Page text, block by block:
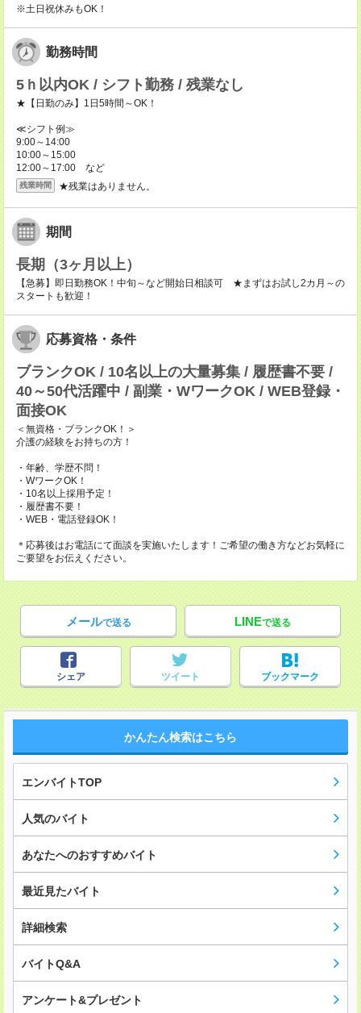
※土日祝休みもOK！
勤務時間
5ｈ以内OK / シフト勤務 / 残業なし
★【日勤のみ】1日5時間～OK！
≪シフト例≫
9:00～14:00
10:00～15:00
12:00～17:00 など
残業時間 ★残業はありません。
期間
長期（3ヶ月以上）
【急募】即日勤務OK！中旬～など開始日相談可 ★まずはお試し2カ月～の
スタートも歓迎！
応募資格・条件
ブランクOK / 10名以上の大量募集 / 履歴書不要 /
40～50代活躍中 / 副業・WワークOK / WEB登録・
面接OK
＜無資格・ブランクOK！＞
介護の経験をお持ちの方！
・年齢、学歴不問！
・WワークOK！
・10名以上採用予定！
・履歴書不要！
・WEB・電話登録OK！
＊応募後はお電話にて面談を実施いたします！ご希望の働き方などお気軽に
ご要望をお伝えください。
メールで送る LINEで送る
シェア ツイート ブックマーク
かんたん検索はこちら
エンバイトTOP
人気のバイト
あなたへのおすすめバイト
最近見たバイト
詳細検索
バイトQ&A
アンケート&プレゼント